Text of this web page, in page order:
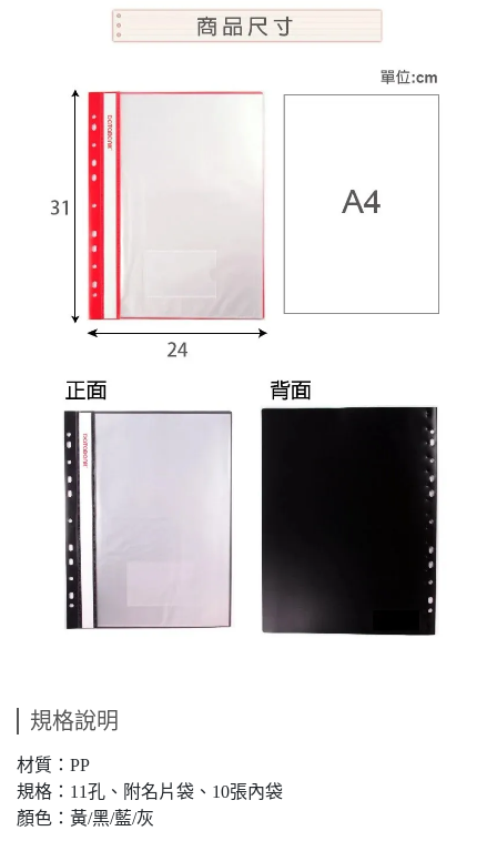
規格說明
材質：PP
規格：11孔、附名片袋、10張內袋
顏色：黃/黑/藍/灰